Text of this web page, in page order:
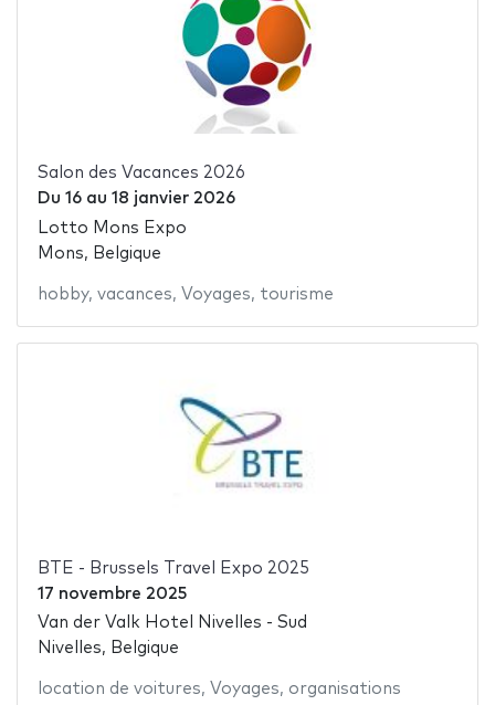
Salon des Vacances 2026
Du 16au 18 janvier 2026
Lotto Mons Expo
Mons, Belgique
hobby, vacances, Voyages, tourisme
BTE - Brussels Travel Expo 2025
17 novembre 2025
Van der Valk Hotel Nivelles - Sud
Nivelles, Belgique
location de voitures, Voyages, organisations